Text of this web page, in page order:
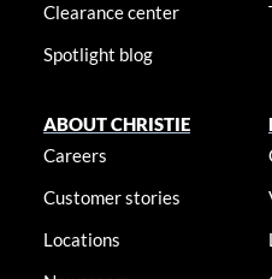
Clearance center
Spotlight blog
ABOUT CHRISTIE
Careers
Customer stories
Locations